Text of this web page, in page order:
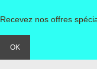
Recevez nos offres